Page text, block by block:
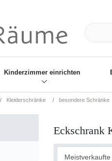
Kinderzimmer einrichten
Kleiderschränke besondere Schränke
Eckschrank